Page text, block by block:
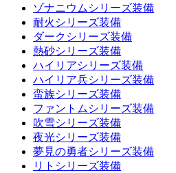
ゾナニウムシリーズ装備
耐火シリーズ装備
ダークシリーズ装備
熱砂シリーズ装備
ハイリアシリーズ装備
ハイリア兵シリーズ装備
蛮族シリーズ装備
ファントムシリーズ装備
吹雪シリーズ装備
夜光シリーズ装備
夢見の勇者シリーズ装備
リトシリーズ装備